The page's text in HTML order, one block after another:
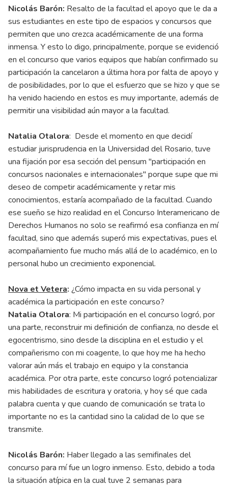
Nicolás Barón: Resalto de la facultad el apoyo que le da a
sus estudiantes en este tipo de espacios y concursos que
permiten que uno crezca académicamente de una forma
inmensa. Y esto lo digo, principalmente, porque se evidenció
en el concurso que varios equipos que habían confirmado su
participación la cancelaron a última hora por falta de apoyo y
de posibilidades, por lo que el esfuerzo que se hizo y que se
ha venido haciendo en estos es muy importante, además de
permitir una visibilidad aún mayor a la facultad.
Natalia Otalora: Desde el momento en que decidí
estudiar jurisprudencia en la Universidad del Rosario, tuve
una fijación por esa sección del pensum "participación en
concursos nacionales e internacionales" porque supe que mi
deseo de competir académicamente y retar mis
conocimientos, estaría acompañado de la facultad. Cuando
ese sueño se hizo realidad en el Concurso Interamericano de
Derechos Humanos no solo se reafirmó esa confianza en mí
facultad, sino que además superó mis expectativas, pues el
acompañamiento fue mucho más allá de lo académico, en lo
personal hubo un crecimiento exponencial.
Nova et Vetera: ¿Cómo impacta en su vida personal y
académica la participación en este concurso?
Natalia Otalora: Mi participación en el concurso logró, por
una parte, reconstruir mi definición de confianza, no desde el
egocentrismo, sino desde la disciplina en el estudio y el
compañerismo con mi coagente, lo que hoy me ha hecho
valorar aún más el trabajo en equipo y la constancia
académica. Por otra parte, este concurso logró potencializar
mis habilidades de escritura y oratoria, y hoy sé que cada
palabra cuenta y que cuando de comunicación se trata lo
importante no es la cantidad sino la calidad de lo que se
transmite.
Nicolás Barón: Haber llegado a las semifinales del
concurso para mí fue un logro inmenso. Esto, debido a toda
la situación atípica en la cual tuve 2 semanas para